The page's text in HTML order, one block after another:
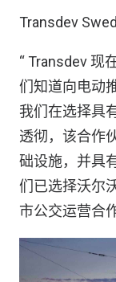
Transdev
“ Transdev 现
们知道向电动
我们在选择具
透彻，该合作
础设施，并具
们已选择沃尔
市公交运营合